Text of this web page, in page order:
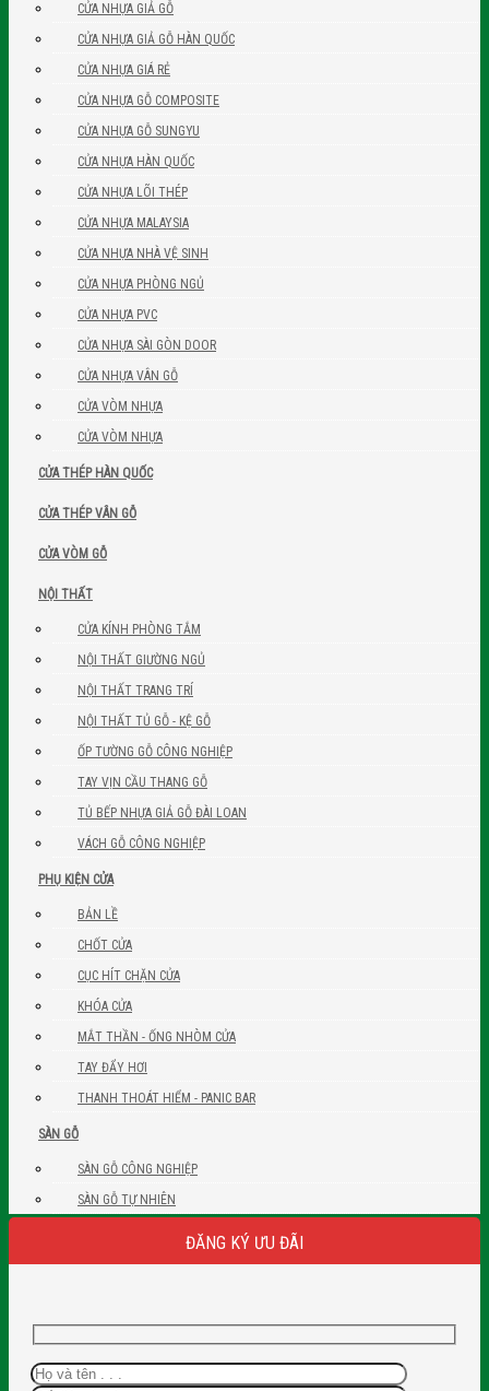
CỬA NHỰA GIẢ GỖ
CỬA NHỰA GIẢ GỖ HÀN QUỐC
CỬA NHỰA GIÁ RẺ
CỬA NHỰA GỖ COMPOSITE
CỬA NHỰA GỖ SUNGYU
CỬA NHỰA HÀN QUỐC
CỬA NHỰA LÕI THÉP
CỬA NHỰA MALAYSIA
CỬA NHỰA NHÀ VỆ SINH
CỬA NHỰA PHÒNG NGỦ
CỬA NHỰA PVC
CỬA NHỰA SÀI GÒN DOOR
CỬA NHỰA VÂN GỖ
CỬA VÒM NHỰA
CỬA VÒM NHỰA
CỬA THÉP HÀN QUỐC
CỬA THÉP VÂN GỖ
CỬA VÒM GỖ
NỘI THẤT
CỬA KÍNH PHÒNG TẮM
NỘI THẤT GIƯỜNG NGỦ
NỘI THẤT TRANG TRÍ
NỘI THẤT TỦ GỖ - KỆ GỖ
ỐP TƯỜNG GỖ CÔNG NGHIỆP
TAY VỊN CẦU THANG GỖ
TỦ BẾP NHỰA GIẢ GỖ ĐÀI LOAN
VÁCH GỖ CÔNG NGHIỆP
PHỤ KIỆN CỬA
BẢN LỀ
CHỐT CỬA
CỤC HÍT CHẶN CỬA
KHÓA CỬA
MẮT THẦN - ỐNG NHÒM CỬA
TAY ĐẨY HƠI
THANH THOÁT HIỂM - PANIC BAR
SÀN GỖ
SÀN GỖ CÔNG NGHIỆP
SÀN GỖ TỰ NHIÊN
ĐĂNG KÝ ƯU ĐÃI